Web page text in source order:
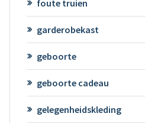
foute truien
garderobekast
geboorte
geboorte cadeau
gelegenheidskleding